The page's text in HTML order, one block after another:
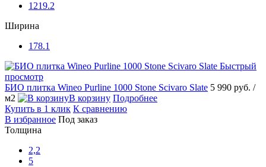
1219.2
Ширина
178.1
Быстрый
просмотр
БИО плитка Wineo Purline 1000 Stone Scivaro Slate 5 990 руб. /
м2
В корзину Подробнее
Купить в 1 клик К сравнению
В избранное Под заказ
Толщина
2,2
5